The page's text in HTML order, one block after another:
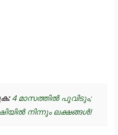
4 മാസത്തിൽ പൂവിടും;
നിന്നും ലക്ഷങ്ങൾ!